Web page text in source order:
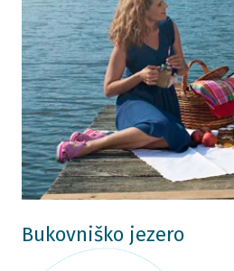
Bukovniško jezero